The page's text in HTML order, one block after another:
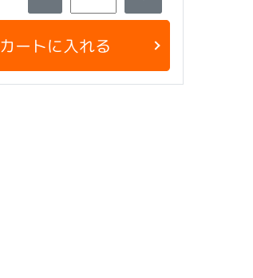
カートに入れる